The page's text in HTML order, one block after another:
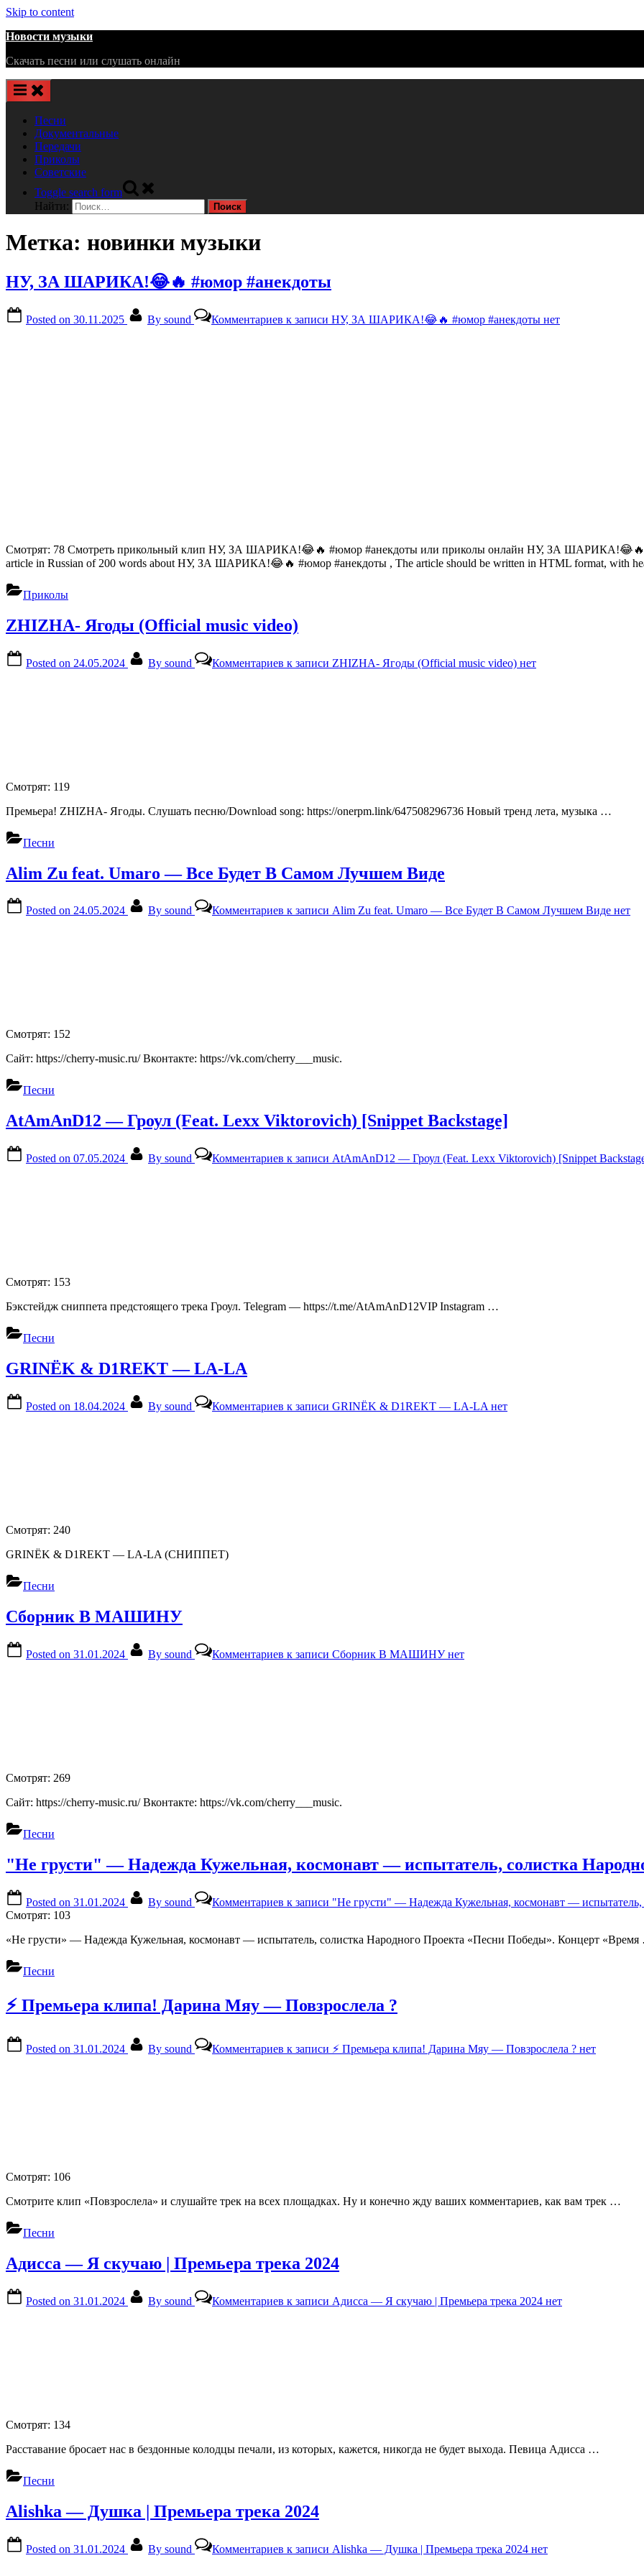
Skip to content
Новости музыки
Скачать песни или слушать онлайн
Песни
Документальные
Передачи
Приколы
Советские
Toggle search form
Найти:
Метка: новинки музыки
НУ, ЗА ШАРИКА!😂🔥 #юмор #анекдоты
Posted on 30.11.2025 By sound Комментариев к записи НУ, ЗА ШАРИКА!😂🔥 #юмор #анекдоты нет
Смотрят: 78 Смотреть прикольный клип НУ, ЗА ШАРИКА!😂🔥 #юмор #анекдоты или приколы онлайн НУ, ЗА ШАРИКА!😂🔥
article in Russian of 200 words about НУ, ЗА ШАРИКА!😂🔥 #юмор #анекдоты , The article should be written in HTML format, with
Приколы
ZHIZHA- Ягоды (Official music video)
Posted on 24.05.2024 By sound Комментариев к записи ZHIZHA- Ягоды (Official music video) нет
Смотрят: 119
Премьера! ZHIZHA- Ягоды. Слушать песню/Download song: https://onerpm.link/647508296736 Новый тренд лета, музыка …
Песни
Alim Zu feat. Umaro — Все Будет В Самом Лучшем Виде
Posted on 24.05.2024 By sound Комментариев к записи Alim Zu feat. Umaro — Все Будет В Самом Лучшем Виде нет
Смотрят: 152
Сайт: https://cherry-music.ru/ Вконтакте: https://vk.com/cherry___music.
Песни
AtAmAnD12 — Гроул (Feat. Lexx Viktorovich) [Snippet Backstage]
Posted on 07.05.2024 By sound Комментариев к записи AtAmAnD12 — Гроул (Feat. Lexx Viktorovich) [Snippet
Смотрят: 153
Бэкстейдж сниппета предстоящего трека Гроул. Telegram — https://t.me/AtAmAnD12VIP Instagram …
Песни
GRINЁK & D1REKT — LA-LA
Posted on 18.04.2024 By sound Комментариев к записи GRINЁK & D1REKT — LA-LA нет
Смотрят: 240
GRINЁK & D1REKT — LA-LA (СНИППЕТ)
Песни
Сборник В МАШИНУ
Posted on 31.01.2024 By sound Комментариев к записи Сборник В МАШИНУнет
Смотрят: 269
Сайт: https://cherry-music.ru/ Вконтакте: https://vk.com/cherry___music.
Песни
"Не грусти" — Надежда Кужельная, космонавт — испытатель, солистка
Posted on 31.01.2024 By sound Комментариев к записи "Не грусти" — Надежда Кужельная, космонавт —
Смотрят: 103
«Не грусти» — Надежда Кужельная, космонавт — испытатель, солистка Народного Проекта «Песни Победы». Концерт
Песни
⚡ Премьера клипа! Дарина Мяу — Повзрослела ?
Posted on 31.01.2024 By sound Комментариев к записи ⚡ Премьера клипа! Дарина Мяу — Повзрослела ? нет
Смотрят: 106
Смотрите клип «Повзрослела» и слушайте трек на всех площадках. Ну и конечно жду ваших комментариев, как вам трек …
Песни
Адисса — Я скучаю | Премьера трека 2024
Posted on 31.01.2024 By sound Комментариев к записи Адисса — Я скучаю | Премьера трека 2024 нет
Смотрят: 134
Расставание бросает нас в бездонные колодцы печали, из которых, кажется, никогда не будет выхода. Певица Адисса …
Песни
Alishka — Душка | Премьера трека 2024
Posted on 31.01.2024 By sound Комментариев к записи Alishka — Душка | Премьера трека 2024 нет